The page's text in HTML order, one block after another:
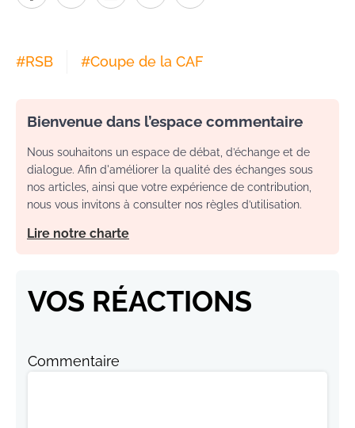
#RSB #Coupe de la CAF
Bienvenue dans l’espace commentaire
Nous souhaitons un espace de débat, d’échange et de
dialogue. Afin d'améliorer la qualité des échanges sous
nos articles, ainsi que votre expérience de contribution,
nous vous invitons à consulter nos règles d’utilisation.
Lire notre charte
VOS RÉACTIONS
Commentaire